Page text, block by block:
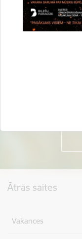
Ātrās saites
Vakances